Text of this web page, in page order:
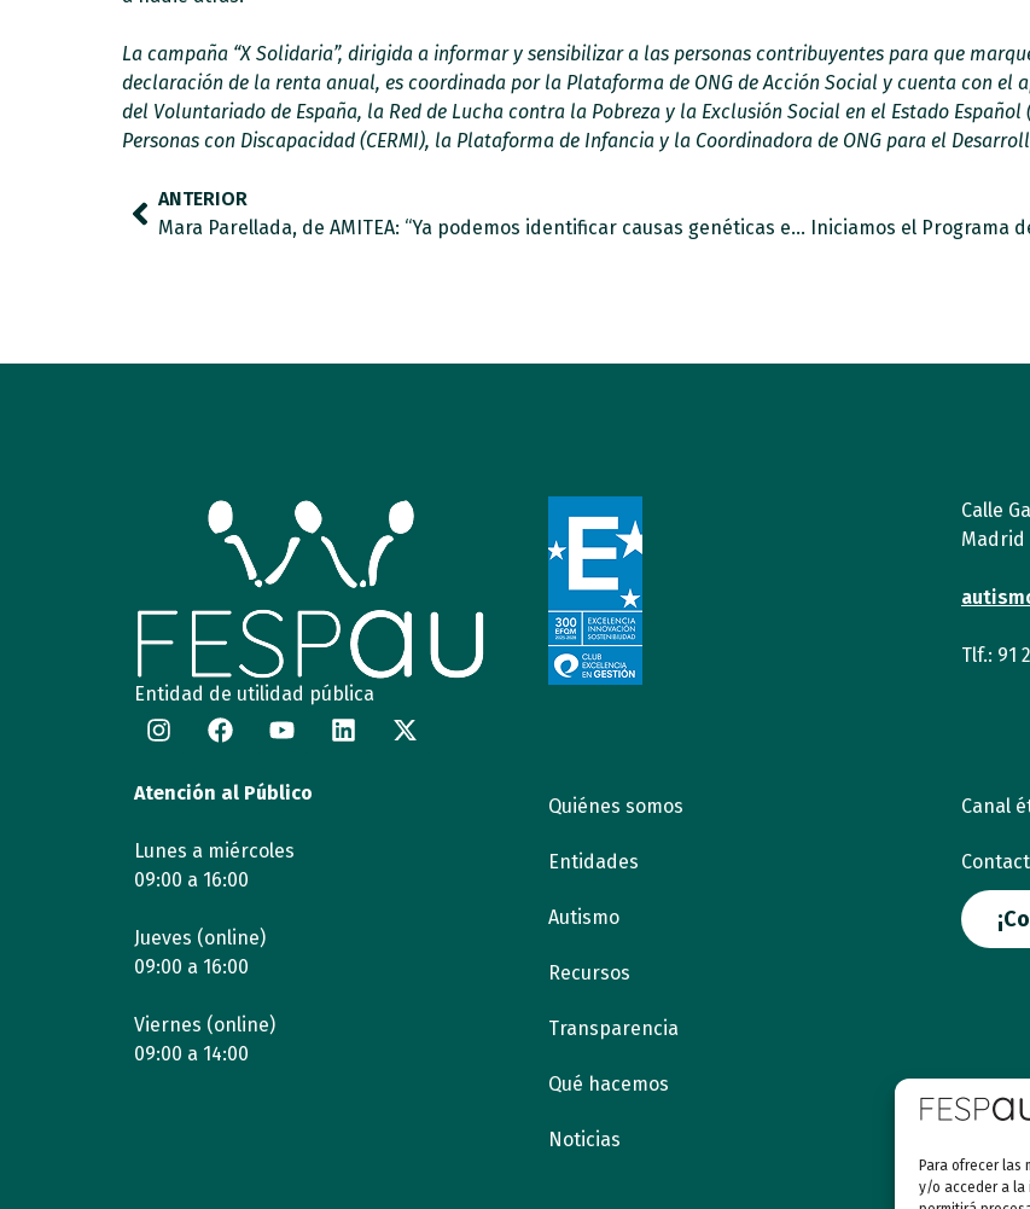
Para ofrecer las
y/o acceder a la
La campaña “X Solidaria”, dirigida a informar y sensibilizar a las personas contribuyentes para que
declaración de la renta anual, es coordinada por la Plataforma de ONG de Acción Social y cuenta con
del Voluntariado de España, la Red de Lucha contra la Pobreza y la Exclusión Social en el Estado Español
Personas con Discapacidad (CERMI), la Plataforma de Infancia y la Coordinadora de ONG para el
ANTERIOR
Mara Parellada, de AMITEA: “Ya podemos identificar causas genéticas en un 25% de casos de autismo y discapacidad intelectual”
Entidad de utilidad pública
Calle
Madrid
Tlf.: 91
Atención al Público
Lunes a miércoles
09:00 a 16:00
Jueves (online)
09:00 a 16:00
Viernes (online)
09:00 a 14:00
Quiénes somos
Entidades
Autismo
Recursos
Transparencia
Qué hacemos
Noticias
Canal